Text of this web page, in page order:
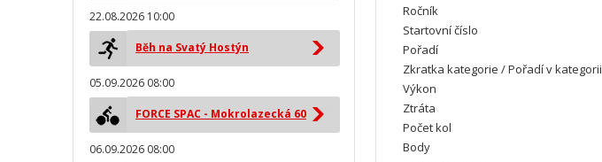
Ročník
Startovní číslo
Pořadí
Zkratka kategorie / Pořadí v kategorii
Výkon
Ztráta
Počet kol
Body
22.08.2026 10:00
Běh na Svatý Hostýn
05.09.2026 08:00
FORCE SPAC - Mokrolazecká 60
06.09.2026 08:00